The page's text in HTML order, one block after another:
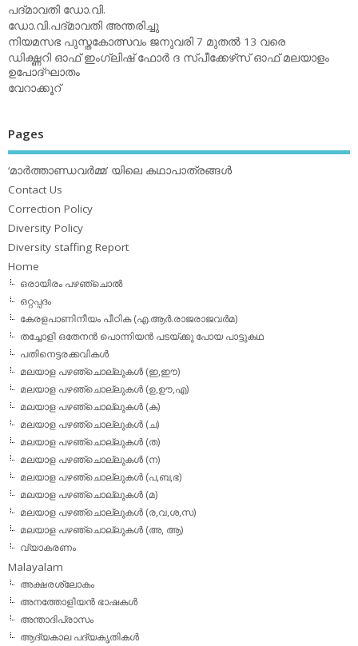
പദ്മാവതി ഡോ.വി.
ഡോ.വി.പദ്മാവതി അന്തരിച്ചു
നിയമസഭ പുസ്തകോത്സവം ജനുവരി 7 മുതല്‍ 13 വരെ
ഡിക്ഷ്ണറി ഓഫ് ഇംഗ്ലിഷ് ഫോര്‍ ദ സ്പീക്കേഴ്‌സ് ഓഫ് മലയാളം
ഉപോദ്ഘാതം
വേറാക്കൂറ്
Pages
‘മാര്‍ത്താണ്ഡവര്‍മ്മ’ യിലെ കഥാപാത്രങ്ങള്‍
Contact Us
Correction Policy
Diversity Policy
Diversity staffing Report
Home
ഒരായിരം പഴഞ്ചൊല്‍
ഒറ്റപ്പദം
കേരളപാണിനീയം പീഠിക (എ.ആര്‍.രാജരാജവര്‍മ)
തച്ചോളി ഒതേനൻ പൊന്നിയൻ പടയ്‌ക്കു പോയ പാട്ടുകഥ
പതിനെട്ടരക്കവികള്‍
മലയാള പഴഞ്ചൊല്ലുകള്‍ (ഇ,ഈ)
മലയാള പഴഞ്ചൊല്ലുകള്‍ (ഉ,ഊ,എ)
മലയാള പഴഞ്ചൊല്ലുകള്‍ (ക)
മലയാള പഴഞ്ചൊല്ലുകള്‍ (ച)
മലയാള പഴഞ്ചൊല്ലുകള്‍ (ത)
മലയാള പഴഞ്ചൊല്ലുകള്‍ (ന)
മലയാള പഴഞ്ചൊല്ലുകള്‍ (പ,ബ,ഭ)
മലയാള പഴഞ്ചൊല്ലുകള്‍ (മ)
മലയാള പഴഞ്ചൊല്ലുകള്‍ (ര,വ,ശ,സ)
മലയാള പഴഞ്ചൊല്ലുകൾ (അ, ആ)
വ്യാകരണം
Malayalam
അക്ഷരശ്ലോകം
അനത്തോളിയന്‍ ഭാഷകള്‍
അന്താദിപ്രാസം
ആദ്യകാല പദ്യകൃതികള്‍